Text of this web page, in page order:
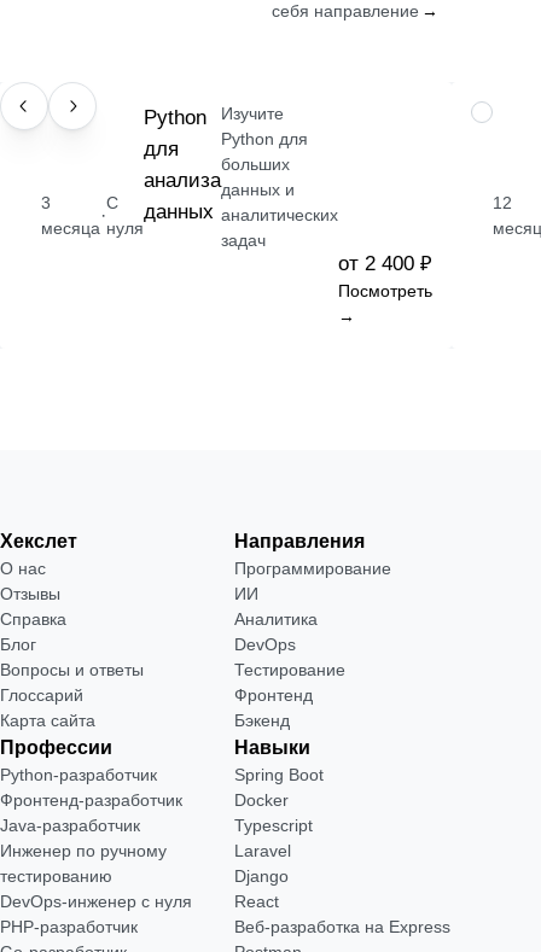
себя направление →
НАВЫК
3
месяца
·
С
нуля
Python
для
анализа
данных
Изучите
Python для
больших
данных и
аналитических
задач
от 2 400 ₽
Посмотреть
→
12
Хекслет
О нас
Отзывы
Справка
Блог
Вопросы и ответы
Глоссарий
Карта сайта
Направления
Программирование
ИИ
Аналитика
DevOps
Тестирование
Фронтенд
Бэкенд
Профессии
Python-разработчик
Фронтенд-разработчик
Java-разработчик
Инженер по ручному
тестированию
DevOps-инженер с нуля
РНР-разработчик
Навыки
Spring Boot
Docker
Typescript
Laravel
Django
React
Веб-разработка на Express